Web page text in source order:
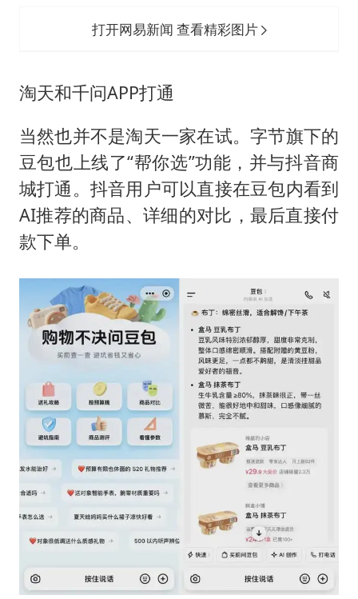
打开网易新闻 查看精彩图片
淘天和千问APP打通
当然也并不是淘天一家在试。字节旗下的
豆包也上线了“帮你选”功能，并与抖音商
城打通。抖音用户可以直接在豆包内看到
AI推荐的商品、详细的对比，最后直接付
款下单。